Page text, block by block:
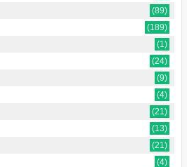
(89)
(189)
(1)
(24)
(9)
(4)
(21)
(13)
(21)
(4)